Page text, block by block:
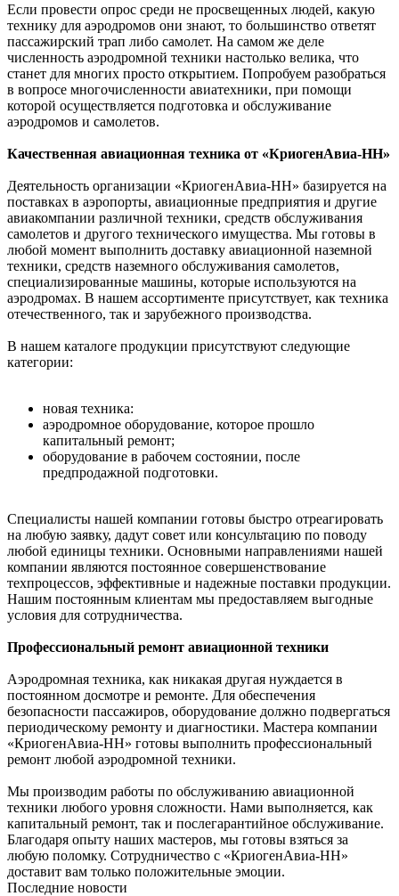
Если провести опрос среди не просвещенных людей, какую
технику для аэродромов они знают, то большинство ответят
пассажирский трап либо самолет. На самом же деле
численность аэродромной техники настолько велика, что
станет для многих просто открытием. Попробуем разобраться
в вопросе многочисленности авиатехники, при помощи
которой осуществляется подготовка и обслуживание
аэродромов и самолетов.
Качественная авиационная техника от «КриогенАвиа-НН»
Деятельность организации «КриогенАвиа-НН» базируется на
поставках в аэропорты, авиационные предприятия и другие
авиакомпании различной техники, средств обслуживания
самолетов и другого технического имущества. Мы готовы в
любой момент выполнить доставку авиационной наземной
техники, средств наземного обслуживания самолетов,
специализированные машины, которые используются на
аэродромах. В нашем ассортименте присутствует, как техника
отечественного, так и зарубежного производства.
В нашем каталоге продукции присутствуют следующие
категории:
новая техника:
аэродромное оборудование, которое прошло
капитальный ремонт;
оборудование в рабочем состоянии, после
предпродажной подготовки.
Специалисты нашей компании готовы быстро отреагировать
на любую заявку, дадут совет или консультацию по поводу
любой единицы техники. Основными направлениями нашей
компании являются постоянное совершенствование
техпроцессов, эффективные и надежные поставки продукции.
Нашим постоянным клиентам мы предоставляем выгодные
условия для сотрудничества.
Профессиональный ремонт авиационной техники
Аэродромная техника, как никакая другая нуждается в
постоянном досмотре и ремонте. Для обеспечения
безопасности пассажиров, оборудование должно подвергаться
периодическому ремонту и диагностики. Мастера компании
«КриогенАвиа-НН» готовы выполнить профессиональный
ремонт любой аэродромной техники.
Мы производим работы по обслуживанию авиационной
техники любого уровня сложности. Нами выполняется, как
капитальный ремонт, так и послегарантийное обслуживание.
Благодаря опыту наших мастеров, мы готовы взяться за
любую поломку. Сотрудничество с «КриогенАвиа-НН»
доставит вам только положительные эмоции.
Последние новости